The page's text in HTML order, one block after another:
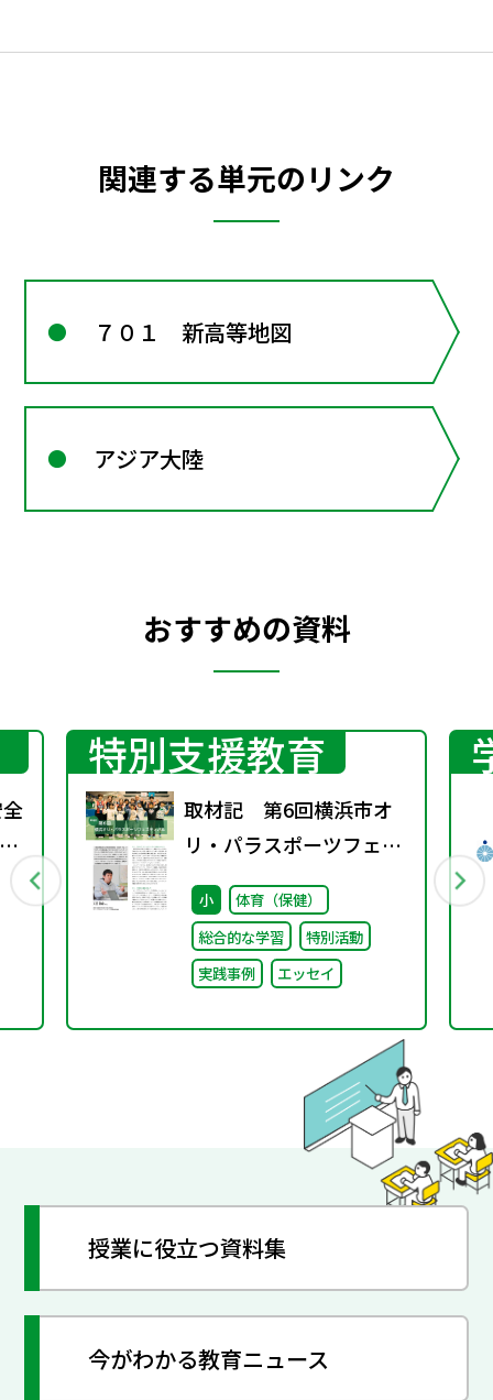
関連する単元のリンク
７０１ 新高等地図
アジア大陸
おすすめの資料
特別支援教育
取材記 第6回横浜市オ
リ・パラスポーツフェス
ティバル
小
体育（保健）
総合的な学習
特別活動
実践事例
エッセイ
授業に役立つ資料集
今がわかる教育ニュース